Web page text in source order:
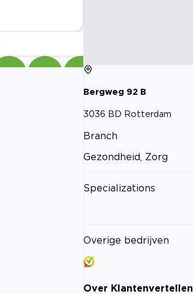
Bergweg 92 B
3036 BD Rotterdam
Branch
Gezondheid, Zorg
Specializations
Overige bedrijven
Over Klantenvertellen